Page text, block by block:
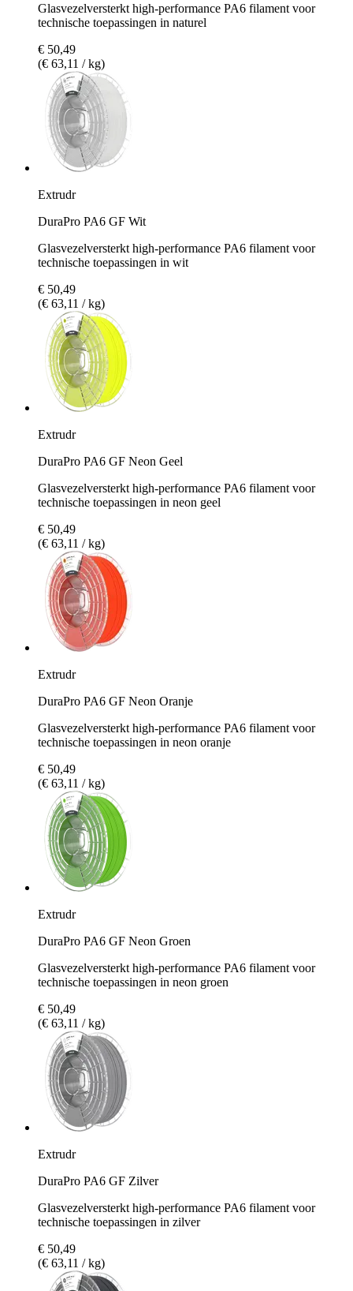
Glasvezelversterkt high-performance PA6 filament voor
technische toepassingen in naturel
€ 50,49
(€ 63,11 / kg)
Extrudr
DuraPro PA6 GF Wit
Glasvezelversterkt high-performance PA6 filament voor
technische toepassingen in wit
€ 50,49
(€ 63,11 / kg)
Extrudr
DuraPro PA6 GF Neon Geel
Glasvezelversterkt high-performance PA6 filament voor
technische toepassingen in neon geel
€ 50,49
(€ 63,11 / kg)
Extrudr
DuraPro PA6 GF Neon Oranje
Glasvezelversterkt high-performance PA6 filament voor
technische toepassingen in neon oranje
€ 50,49
(€ 63,11 / kg)
Extrudr
DuraPro PA6 GF Neon Groen
Glasvezelversterkt high-performance PA6 filament voor
technische toepassingen in neon groen
€ 50,49
(€ 63,11 / kg)
Extrudr
DuraPro PA6 GF Zilver
Glasvezelversterkt high-performance PA6 filament voor
technische toepassingen in zilver
€ 50,49
(€ 63,11 / kg)